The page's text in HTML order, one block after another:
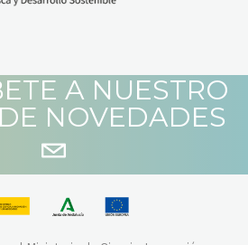
A NUESTRO
NOVEDADES